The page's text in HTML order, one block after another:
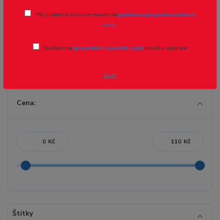
DIN 912 drážka imbus
Cena:
Kč Kč
Štítky
Přeji si odebírat novinky e-mailem dlepodmínek zpracování osobních
údajů.
Souhlasím se zpracováním osobních údajů pro účely registrace.
Zavřít